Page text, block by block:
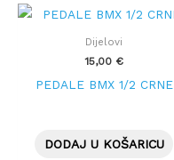
Dijelovi
15,00 €
PEDALE BMX 1/2 CRNE
DODAJ U KOŠARICU